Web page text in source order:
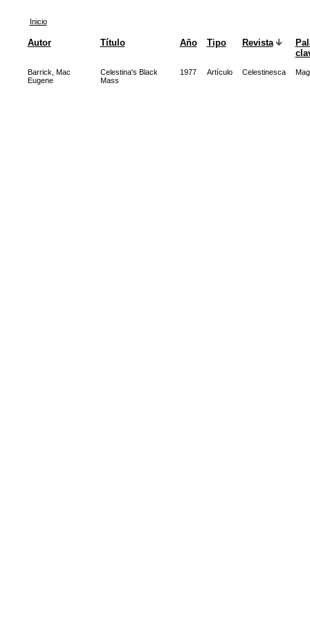
Inicio
Autor Título Año Tipo Revista
Barrick, Mac
Eugene
Celestina's Black
Mass
1977 Artículo Celestinesca